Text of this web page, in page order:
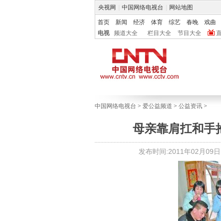
央视网 中国网络电视台 网站地图
首页 新闻 经济 体育 综艺 春晚
戏曲
电视
频道大全 栏目大全 节目大全
中国网络电视台 > 爱公益频道 > 公益资讯 >
母亲靠肩扛和手
发布时间:2011年02月09